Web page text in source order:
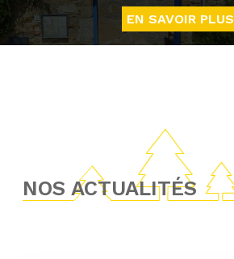
EN SAVOIR PLUS
NOS ACTUALITÉS